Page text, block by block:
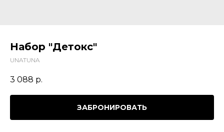
Набор "Детокc"
UNATUNA
3 088 р.
ЗАБРОНИРОВАТЬ